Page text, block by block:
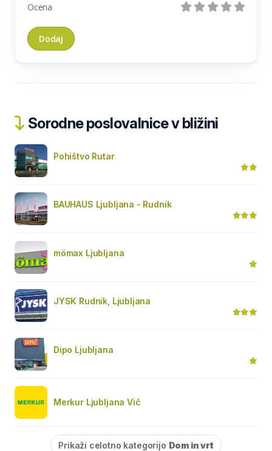
Ocena
Sorodne poslovalnice v bližini
Pohištvo Rutar
BAUHAUS Ljubljana - Rudnik
mömax Ljubljana
JYSK Rudnik, Ljubljana
Dipo Ljubljana
Merkur Ljubljana Vič
Prikaži celotno kategorijo Dom in vrt